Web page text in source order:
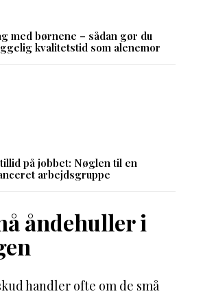
med børnene – sådan gør du
kvalitetstid som alenemor
på jobbet: Nøglen til en
arbejdsgruppe
åndehuller i
handler ofte om de små